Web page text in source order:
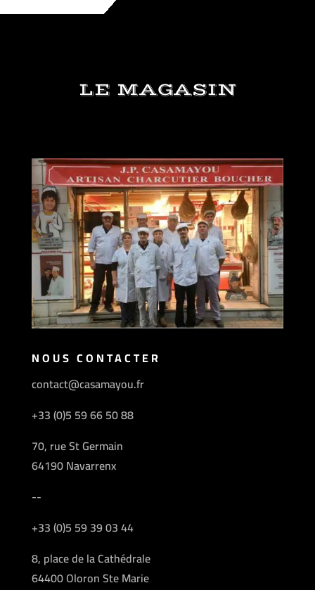
LE MAGASIN
NOUS CONTACTER
contact@casamayou.fr
+33 (0)5 59 66 50 88
70, rue St Germain
64190 Navarrenx
--
+33 (0)5 59 39 03 44
8, place de la Cathédrale
64400 Oloron Ste Marie